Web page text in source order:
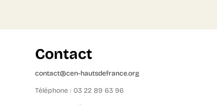
Contact
contact@cen-hautsdefrance.org
Téléphone : 03 22 89 63 96